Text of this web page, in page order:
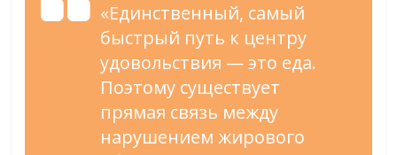
«Единственный, самый
быстрый путь к центру
удовольствия — это еда.
Поэтому существует
прямая связь между
нарушением жирового